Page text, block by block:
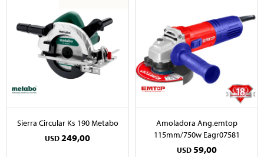
Sierra Circular Ks 190 Metabo
USD249,00
Amoladora Ang.emtop
115mm/750w Eagr07581
USD 59,00